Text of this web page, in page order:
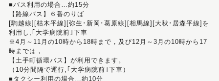
■バス利用の場合…約15分
【路線バス】６番のりば
[駒越線][枯木平線][弥生･新岡･葛原線][相馬線][大秋･居森平線]を
利用し,｢大学病院前｣下車
※4月～11月の10時から18時まで，及び12月～3月の10時から17
時までは，
【土手町循環バス】が利用できます。
（10分間隔で運行,｢大学病院前｣下車）
■タクシー利用の場合…約10分